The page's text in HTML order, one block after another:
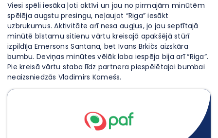
Viesi spēli iesāka ļoti aktīvi un jau no pirmajām minūtēm
spēlēja augstu presingu, neļaujot “Riga” iesākt
uzbrukumus. Aktivitāte arī nesa augļus, jo jau septītajā
minūtē bīstamu sitienu vārtu kreisajā apakšējā stūrī
izpildīja Emersons Santana, bet Ivans Brkičs aizskāra
bumbu. Deviņas minūtes vēlāk laba iespēja bija arī “Riga”.
Pie kreisā vārtu staba līdz partnera piespēlētajai bumbai
neaizsniedzās Vladimirs Kamešs.